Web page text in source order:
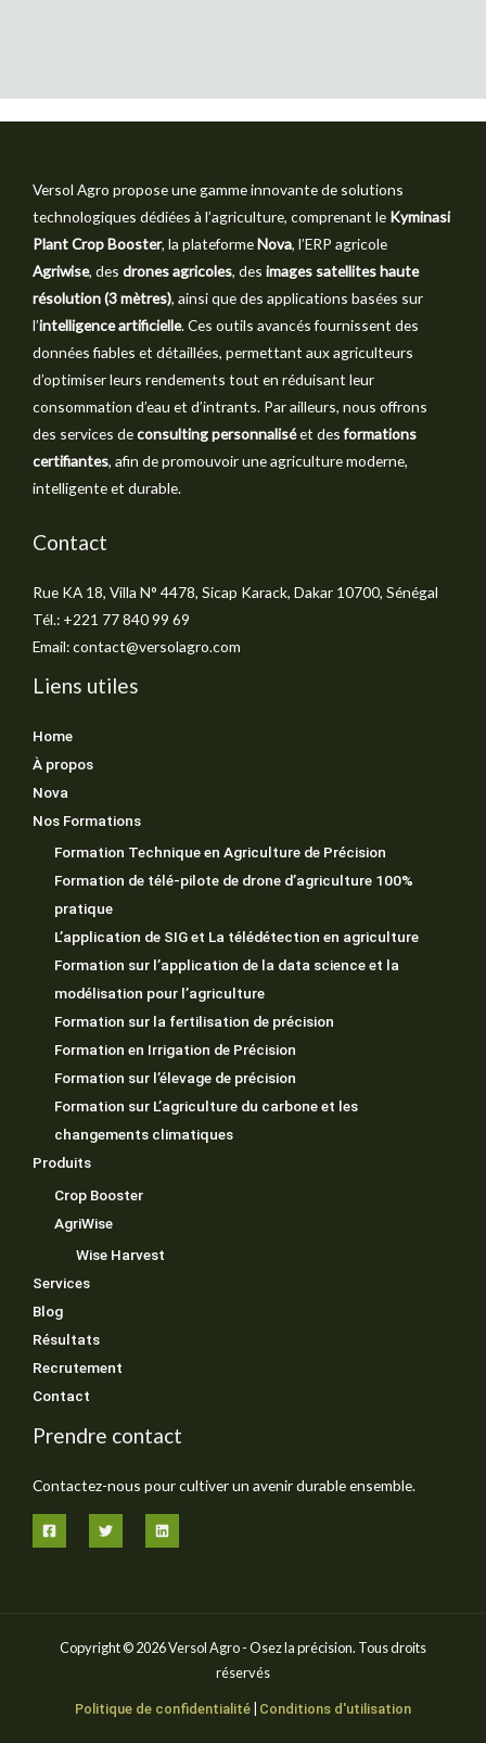
Versol Agro propose une gamme innovante de solutions
technologiques dédiées à l’agriculture, comprenant le Kyminasi
Plant Crop Booster, la plateformeNova, l’ERP agricole
Agriwise, des drones agricoles, des images satellites haute
résolution (3 mètres), ainsi que des applications basées sur
l’intelligence artificielle. Ces outils avancés fournissent des
données fiables et détaillées, permettant aux agriculteurs
d’optimiser leurs rendements tout en réduisant leur
consommation d’eau et d’intrants. Par ailleurs, nous offrons
des services deconsulting personnaliséet desformations
certifiantes, afin de promouvoir une agriculture moderne,
intelligente et durable.
Contact
Rue KA 18, Villa N° 4478, Sicap Karack, Dakar 10700, Sénégal
Tél.: +221 77 840 99 69
Email: contact@versolagro.com
Liens utiles
Home
À propos
Nova
Nos Formations
Formation Technique en Agriculture de Précision
Formation de télé-pilote de drone d’agriculture 100%
pratique
L’application de SIG et La télédétection en agriculture
Formation sur l’application de la data science et la
modélisation pour l’agriculture
Formation sur la fertilisation de précision
Formation en Irrigation de Précision
Formation sur l’élevage de précision
Formation sur L’agriculture du carbone et les
changements climatiques
Produits
Crop Booster
AgriWise
Wise Harvest
Services
Blog
Résultats
Recrutement
Contact
Prendre contact
Contactez-nous pour cultiver un avenir durable ensemble.
Copyright © 2026​Versol Agro -Osez la précision. Tous droits
réservés
Politique de confidentialité Conditions d'utilisation